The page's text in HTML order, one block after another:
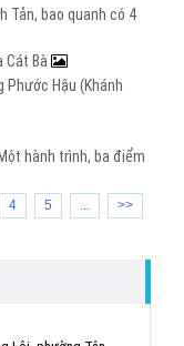
Tản, bao quanh có 4
Cát Bà
Phước Hậu (Khánh
hành trình, ba điểm
4 5 ... >>